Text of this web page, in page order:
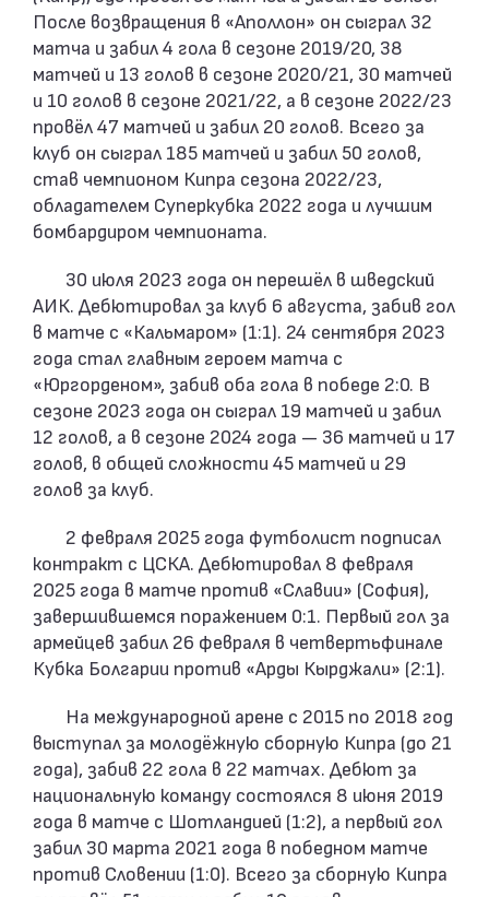
После возвращения в «Аполлон» он сыграл 32
матча и забил 4 гола в сезоне 2019/20, 38
матчей и 13 голов в сезоне 2020/21, 30 матчей
и 10 голов в сезоне 2021/22, а в сезоне 2022/23
провёл 47 матчей и забил 20 голов. Всего за
клуб он сыграл 185 матчей и забил 50 голов,
став чемпионом Кипра сезона 2022/23,
обладателем Суперкубка 2022 года и лучшим
бомбардиром чемпионата.
30 июля 2023 года он перешёл в шведский
АИК. Дебютировал за клуб 6 августа, забив гол
в матче с «Кальмаром» (1:1). 24 сентября 2023
года стал главным героем матча с
«Юргорденом», забив оба гола в победе 2:0. В
сезоне 2023 года он сыграл 19 матчей и забил
12 голов, а в сезоне 2024 года — 36 матчей и 17
голов, в общей сложности 45 матчей и 29
голов за клуб.
2 февраля 2025 года футболист подписал
контракт с ЦСКА. Дебютировал 8 февраля
2025 года в матче против «Славии» (София),
завершившемся поражением 0:1. Первый гол за
армейцев забил 26 февраля в четвертьфинале
Кубка Болгарии против «Арды Кырджали» (2:1).
На международной арене с 2015 по 2018 год
выступал за молодёжную сборную Кипра (до 21
года), забив 22 гола в 22 матчах. Дебют за
национальную команду состоялся 8 июня 2019
года в матче с Шотландией (1:2), а первый гол
забил 30 марта 2021 года в победном матче
против Словении (1:0). Всего за сборную Кипра